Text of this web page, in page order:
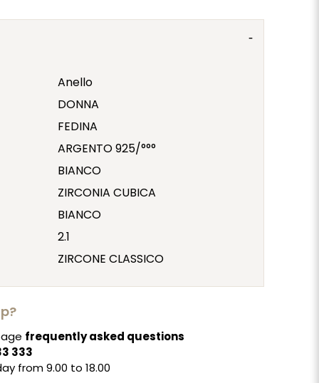
Anello
DONNA
FEDINA
ARGENTO 925/°°°
BIANCO
ZIRCONIA CUBICA
BIANCO
2.1
ZIRCONE CLASSICO
frequently asked questions
333
from 9.00 to 18.00